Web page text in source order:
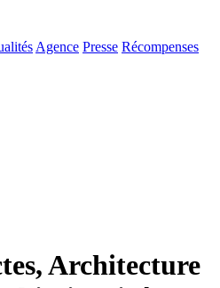
Agence Presse Récompenses
Architecture